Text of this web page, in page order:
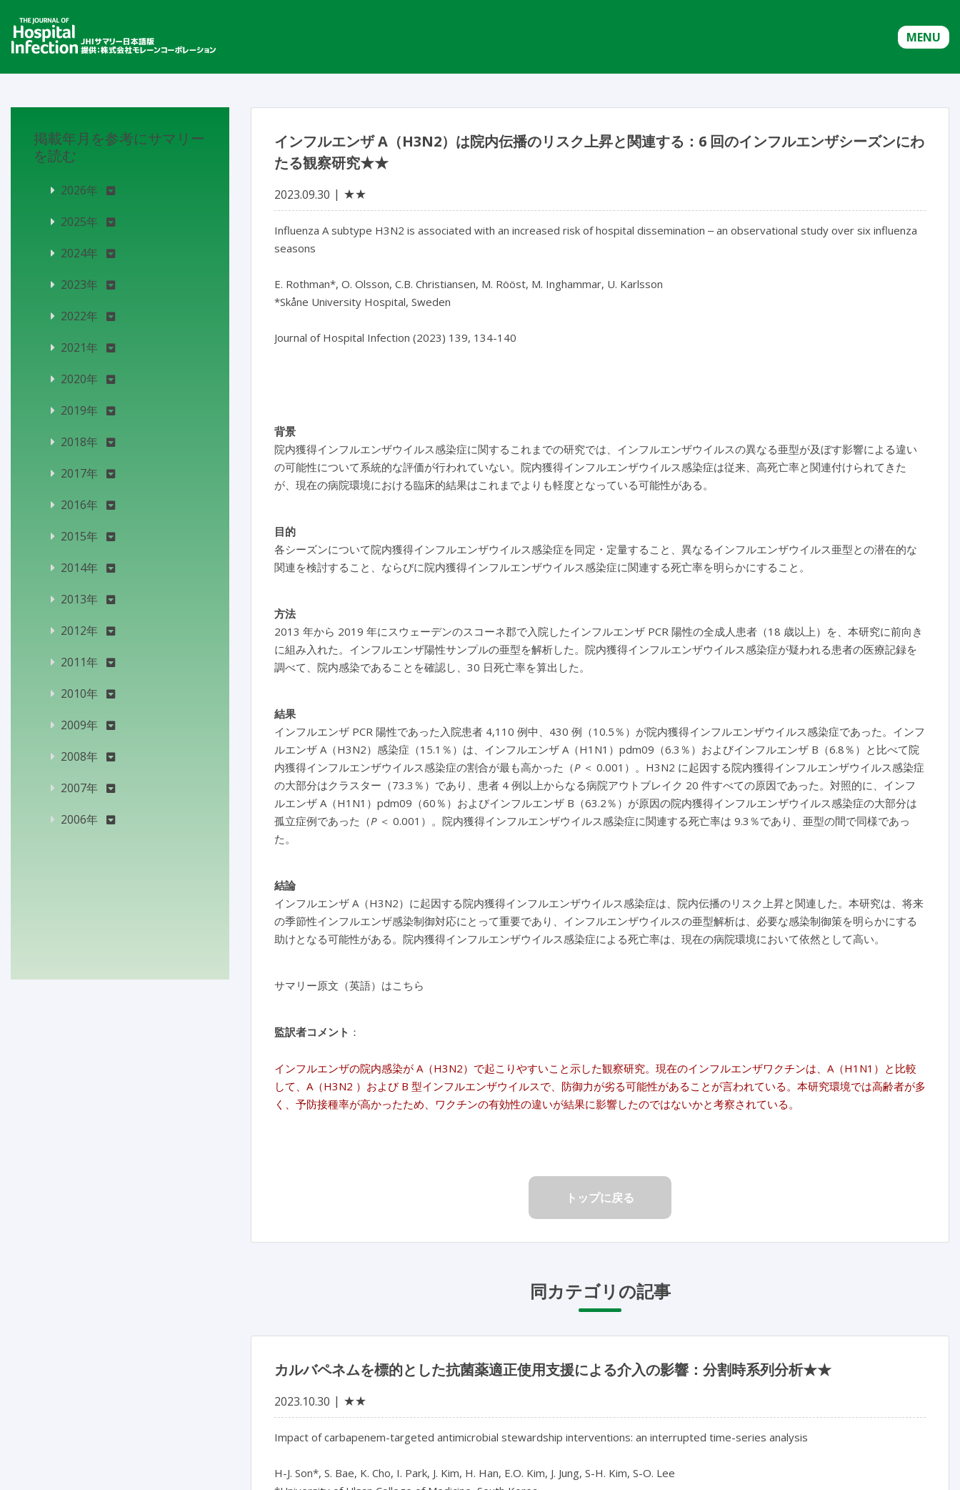
MENU
インフルエンザ A（H3N2）は院内伝播のリスク上昇と関連する：6 回のインフルエンザシーズンにわ
たる観察研究★★
2023.09.30 ★★
Influenza A subtype H3N2 is associated with an increased risk of hospital dissemination ‒ an observational study over six influenza
seasons
E. Rothman*, O. Olsson, C.B. Christiansen, M. Rööst, M. Inghammar, U. Karlsson
*Skåne University Hospital, Sweden
Journal of Hospital Infection (2023) 139, 134-140
背景
院内獲得インフルエンザウイルス感染症に関するこれまでの研究では、 インフルエンザウイルスの異なる亜型が及ぼす影響による違い
の可能性について系統的な評価が行われていない。院内獲得インフルエンザウイルス感染症は従来、高死亡率と関連付けられてきた
が、現在の病院環境における臨床的結果はこれまでよりも軽度となっている可能性がある。
目的
各シーズンについて院内獲得インフルエンザウイルス感染症を同定・定量すること、異なるインフルエンザウイルス亜型との潜在的な
関連を検討すること、ならびに院内獲得インフルエンザウイルス感染症に関連する死亡率を明らかにすること。
方法
2013 年から 2019 年にスウェーデンのスコーネ郡で入院したインフルエンザ PCR 陽性の全成人患者（18 歳以上）を、本研究に前向き
に組み入れた。インフルエンザ陽性サンプルの亜型を解析した。院内獲得インフルエンザウイルス感染症が疑われる患者の医療記録を
調べて、院内感染であることを確認し、30 日死亡率を算出した。
結果
インフルエンザ PCR 陽性であった入院患者 4,110 例中、430 例（10.5％）が院内獲得インフルエンザウイルス感染症であった。インフ
ルエンザ A（H3N2）感染症（15.1％）は、インフルエンザ A（H1N1）pdm09（6.3％）およびインフルエンザ B（6.8％）と比べて院
内獲得インフルエンザウイルス感染症の割合が最も高かった（P＜ 0.001）。H3N2 に起因する院内獲得インフルエンザウイルス感染症
の大部分はクラスター（73.3％）であり、患者 4 例以上からなる病院アウトブレイク 20 件すべての原因であった。対照的に、インフ
ルエンザ A（H1N1）pdm09（60％）およびインフルエンザ B（63.2％）が原因の院内獲得インフルエンザウイルス感染症の大部分は
孤立症例であった（P＜ 0.001）。院内獲得インフルエンザウイルス感染症に関連する死亡率は 9.3％であり、亜型の間で同様であっ
た。
結論
インフルエンザ A（H3N2）に起因する院内獲得インフルエンザウイルス感染症は、院内伝播のリスク上昇と関連した。本研究は、将来
の季節性インフルエンザ感染制御対応にとって重要であり、インフルエンザウイルスの亜型解析は、必要な感染制御策を明らかにする
助けとなる可能性がある。院内獲得インフルエンザウイルス感染症による死亡率は、現在の病院環境において依然として高い。
サマリー原文（英語）はこちら
監訳者コメント ：
インフルエンザの院内感染が A（H3N2）で起こりやすいこと示した観察研究。現在のインフルエンザワクチンは、A（H1N1）と比較
して、A（H3N2 ）および B 型インフルエンザウイルスで、防御力が劣る可能性があることが言われている。本研究環境では高齢者が多
く、予防接種率が高かったため、ワクチンの有効性の違いが結果に影響したのではないかと考察されている。
トップに戻る
同カテゴリの記事
カルバペネムを標的とした抗菌薬適正使用支援による介入の影響：分割時系列分析★★
2023.10.30 ★★
Impact of carbapenem-targeted antimicrobial stewardship interventions: an interrupted time-series analysis
H-J. Son*, S. Bae, K. Cho, I. Park, J. Kim, H. Han, E.O. Kim, J. Jung, S-H. Kim, S-O. Lee
掲載年月を参考にサマリー
を読む
2026年
2025年
2024年
2023年
2022年
2021年
2020年
2019年
2018年
2017年
2016年
2015年
2014年
2013年
2012年
2011年
2010年
2009年
2008年
2007年
2006年